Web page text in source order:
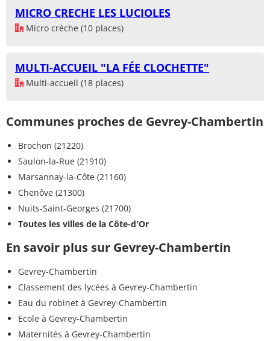
MICRO CRECHE LES LUCIOLES
Micro crèche (10 places)
MULTI-ACCUEIL "LA FÉE CLOCHETTE"
Multi-accueil (18 places)
Communes proches de Gevrey-Chambertin
Brochon (21220)
Saulon-la-Rue (21910)
Marsannay-la-Côte (21160)
Chenôve (21300)
Nuits-Saint-Georges (21700)
Toutes les villes de la Côte-d'Or
En savoir plus sur Gevrey-Chambertin
Gevrey-Chambertin
Classement des lycées à Gevrey-Chambertin
Eau du robinet à Gevrey-Chambertin
Ecole à Gevrey-Chambertin
Maternités à Gevrey-Chambertin